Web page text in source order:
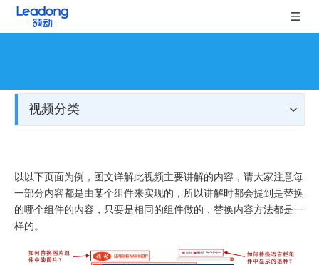
视频分类
以以下页面为例，图文详解此视频主要讲解的内容，请大家注意每
一部分内容都是由某个组件来实现的，所以讲解时都会提到是替换
的哪个组件的内容，只要是相同的组件做的，替换内容方法都是一
样的。